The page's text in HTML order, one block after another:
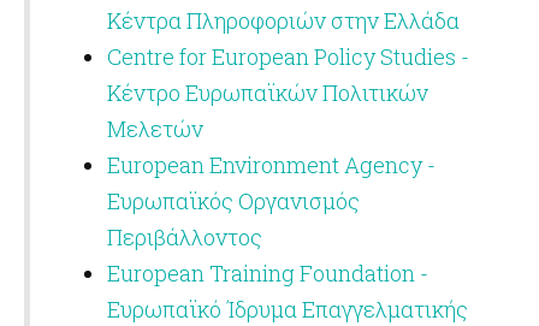
Κέντρα Πληροφοριών στην Ελλάδα
Centre for European Policy Studies -
Κέντρο Ευρωπαϊκών Πολιτικών
Μελετών
European Environment Agency -
Ευρωπαϊκός Οργανισμός
Περιβάλλοντος
European Training Foundation -
Ευρωπαϊκό Ίδρυμα Επαγγελματικής